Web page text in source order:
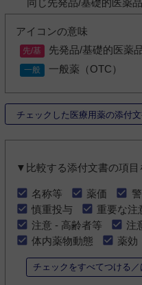
同じ先発品/基礎的医薬
アイコンの意味
先発品/基礎的医薬
一般薬（OTC）
チェックした医療用薬の添付
▼比較する添付文書の項目
名称等 薬価
慎重投与
重要な注
注意 - 高齢者等
注
体内薬物動態
薬効
チェックをすべてつける／